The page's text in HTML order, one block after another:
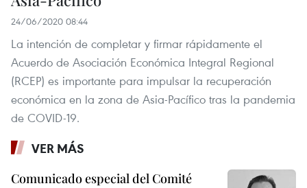
24/06/2020 08:44
La intención de completar y firmar rápidamente el
Acuerdo de Asociación Económica Integral Regional
(RCEP) es importante para impulsar la recuperación
económica en la zona de Asia-Pacífico tras la pandemia
de COVID-19.
VER MÁS
Comunicado especial del Comité